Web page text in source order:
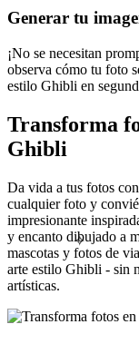
✧
Generar tu
¡No se necesitan
observa cómo tu foto
estilo Ghibli en
Transforma
Ghibli
Da vida a tus fotos
cualquier foto y
impresionante
y encanto dibujado a
mascotas y fotos de
arte estilo Ghibli - sin
artísticas.